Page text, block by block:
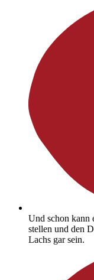
Und schon kann
stellen und den
Lachs gar sein.